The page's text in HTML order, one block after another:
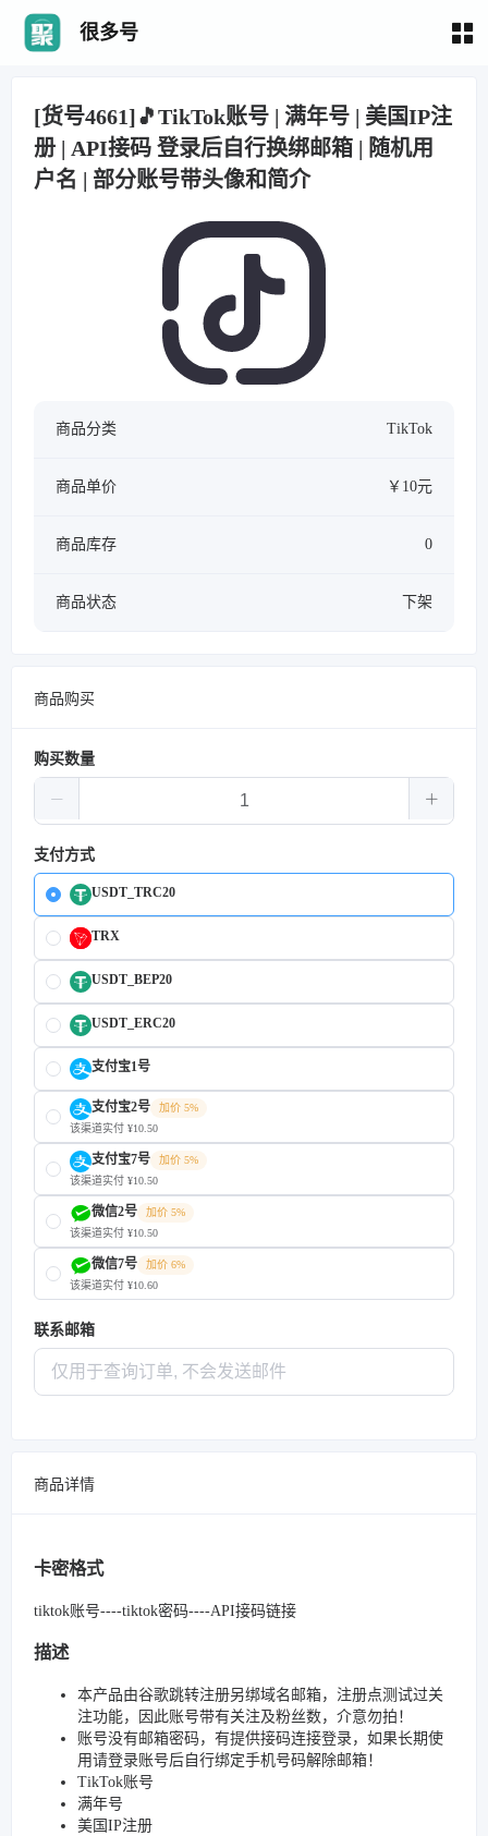
很多号
[货号4661]🎵TikTok账号 | 满年号 | 美国IP注
册 | API接码 登录后自行换绑邮箱 | 随机用
户名 | 部分账号带头像和简介
商品分类 TikTok
商品单价 ￥10元
商品库存 0
商品状态 下架
商品购买
购买数量
支付方式
USDT_TRC20
TRX
USDT_BEP20
USDT_ERC20
支付宝1号
支付宝2号
加价 5%
该渠道实付 ¥10.50
支付宝7号
加价 5%
该渠道实付 ¥10.50
微信2号
加价 5%
该渠道实付 ¥10.50
微信7号
加价 6%
该渠道实付 ¥10.60
联系邮箱
商品详情
卡密格式
tiktok账号----tiktok密码----API接码链接
描述
本产品由谷歌跳转注册另绑域名邮箱，注册点测试过关
注功能，因此账号带有关注及粉丝数，介意勿拍！
账号没有邮箱密码，有提供接码连接登录，如果长期使
用请登录账号后自行绑定手机号码解除邮箱！
TikTok账号
满年号
美国IP注册